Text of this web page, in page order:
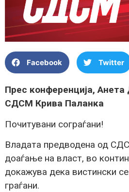
Facebook Twitter
Прес конференција,
СДСМ Крива Паланка
Почитувани сограѓани!
Владата предводена од
доаѓање на власт, во
докажува дека вистински
граѓани.